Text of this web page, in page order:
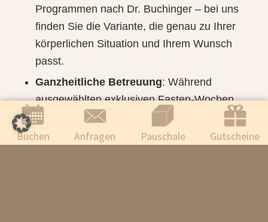
Programmen nach Dr. Buchinger – bei uns
finden Sie die Variante, die genau zu Ihrer
körperlichen Situation und Ihrem Wunsch
passt.
Ganzheitliche Betreuung: Während
ausgewählten exklusiven Fasten-Wochen
stehen Ihnen Ernährungsexperten und
Fastenbegleiter mit Erfahrung und Herz zur
Buchen Anfragen Pauschale Gutscheine